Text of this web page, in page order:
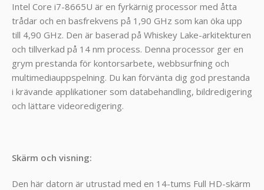
Intel Core i7-8665U är en fyrkärnig processor med åtta
trådar och en basfrekvens på 1,90 GHz som kan öka upp
till 4,90 GHz. Den är baserad på Whiskey Lake-arkitekturen
och tillverkad på 14 nm process. Denna processor ger en
grym prestanda för kontorsarbete, webbsurfning och
multimediauppspelning. Du kan förvänta dig god prestanda
i krävande applikationer som databehandling, bildredigering
och lättare videoredigering.
Skärm och visning:
Den här datorn är utrustad med en 14-tums Full HD-skärm